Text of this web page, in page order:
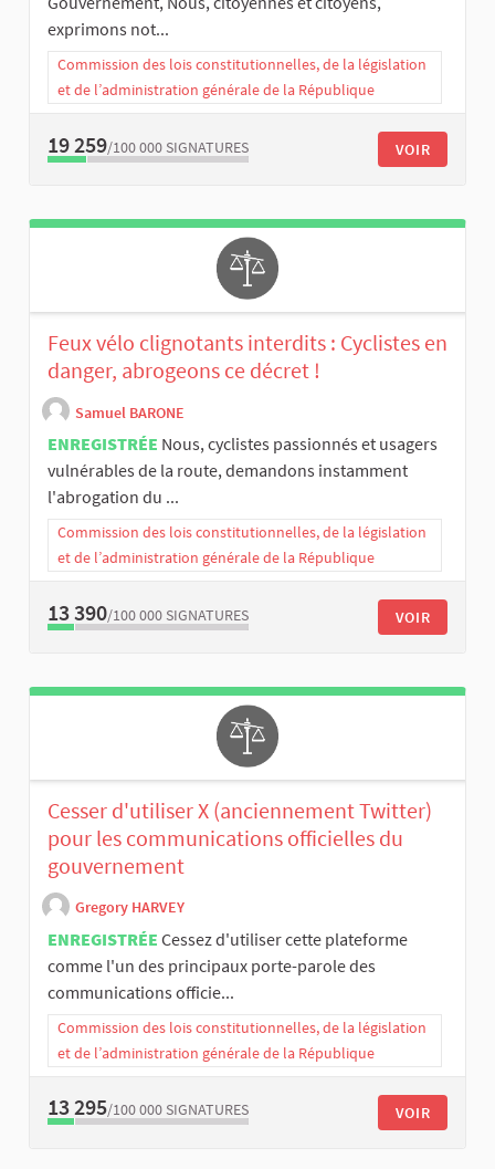
exprimons not...
Commission des lois constitutionnelles, de la législation
et de l’administration générale de la République
19 259/100 000 SIGNATURES VOIR
Feux vélo clignotants interdits : Cyclistes en
danger, abrogeons ce décret !
Samuel BARONE
ENREGISTRÉE Nous, cyclistes passionnés et usagers
vulnérables de la route, demandons instamment
l'abrogation du ...
Commission des lois constitutionnelles, de la législation
et de l’administration générale de la République
13 390/100 000 SIGNATURES VOIR
Cesser d'utiliser X (anciennement Twitter)
pour les communications officielles du
gouvernement
Gregory HARVEY
ENREGISTRÉE Cessez d'utiliser cette plateforme
comme l'un des principaux porte-parole des
communications officie...
Commission des lois constitutionnelles, de la législation
et de l’administration générale de la République
13 295/100 000 SIGNATURES VOIR